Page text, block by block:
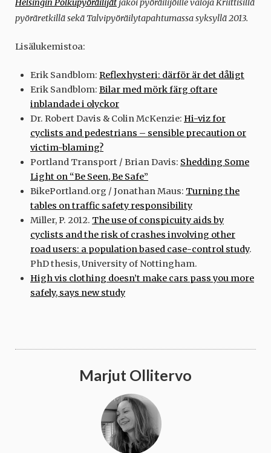
Helsingin Polkupyöräilijät jakoi pyöräilijöille valoja Kriittisillä
pyöräretkillä sekä Talvipyöräilytapahtumassa syksyllä 2013.
Lisälukemistoa:
Erik Sandblom: Reflexhysteri: därför är det dåligt
Erik Sandblom: Bilar med mörk färg oftare
inblandade i olyckor
Dr. Robert Davis & Colin McKenzie: Hi-viz for
cyclists and pedestrians – sensible precaution or
victim-blaming?
Portland Transport / Brian Davis: Shedding Some
Light on “Be Seen, Be Safe”
BikePortland.org / Jonathan Maus: Turning the
tables on traffic safety responsibility
Miller, P. 2012. The use of conspicuity aids by
cyclists and the risk of crashes involving other
road users: a population based case-control study.
PhD thesis, University of Nottingham.
High vis clothing doesn’t make cars pass you more
safely, says new study
Marjut Ollitervo